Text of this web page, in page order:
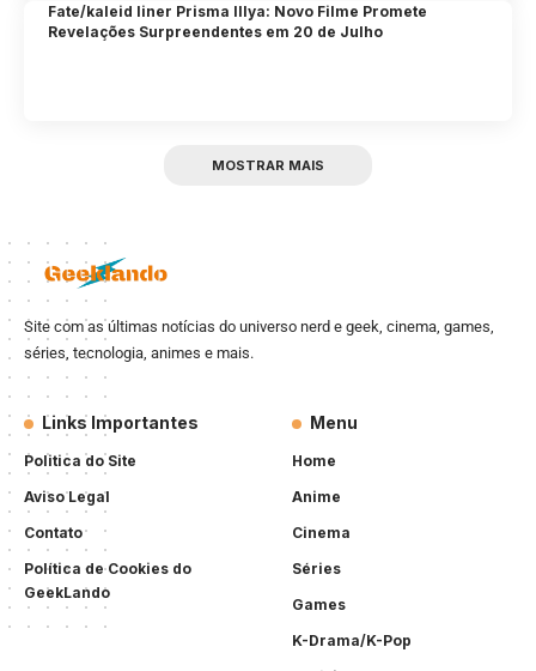
Fate/kaleid liner Prisma Illya: Novo Filme Promete
Revelações Surpreendentes em 20 de Julho
MOSTRAR MAIS
Site com as últimas notícias do universo nerd e geek, cinema, games,
séries, tecnologia, animes e mais.
Links Importantes
Politica do Site
Aviso Legal
Contato
Política de Cookies do
GeekLando
Menu
Home
Anime
Cinema
Séries
Games
K-Drama/K-Pop